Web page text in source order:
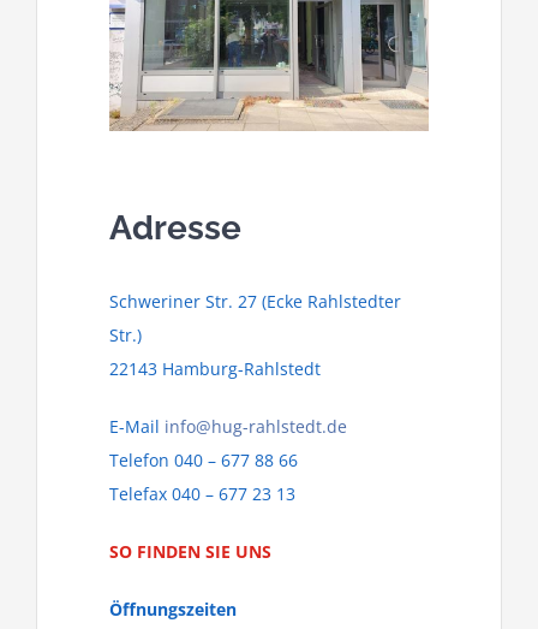
Adresse
Schweriner Str. 27 (Ecke Rahlstedter
Str.)
22143 Hamburg-Rahlstedt
E-Mail info@hug-rahlstedt.de
Telefon 040 – 677 88 66
Telefax 040 – 677 23 13
SO FINDEN SIE UNS
Öffnungszeiten